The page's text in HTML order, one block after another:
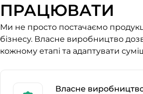
ПРАЦЮВАТИ
Ми не просто постачаємо
бізнесу. Власне виробництво
кожному етапі та адаптувати
Власне